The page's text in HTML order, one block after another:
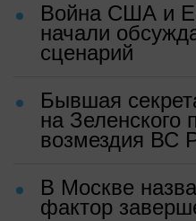
Война США и
начали
сценарий
Бывшая
на Зеленского
возмездия ВС
В Москве
фактор